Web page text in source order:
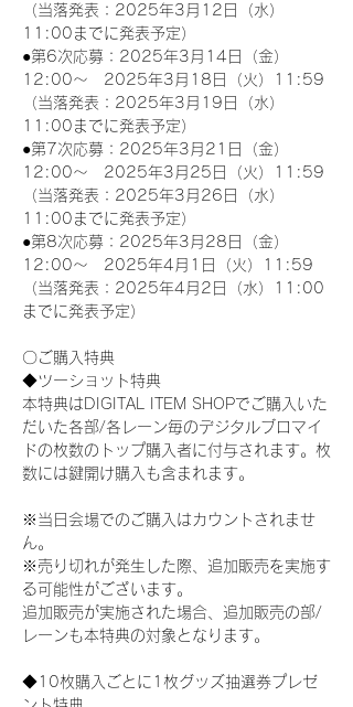
（当落発表：2025年3月12日（水）
11:00までに発表予定）
●第6次応募：2025年3月14日（金）
12:00～　2025年3月18日（火）11:59
（当落発表：2025年3月19日（水）
11:00までに発表予定）
●第7次応募：2025年3月21日（金）
12:00～　2025年3月25日（火）11:59
（当落発表：2025年3月26日（水）
11:00までに発表予定）
●第8次応募：2025年3月28日（金）
12:00～　2025年4月1日（火）11:59
（当落発表：2025年4月2日（水）11:00
までに発表予定）
〇ご購入特典
◆ツーショット特典
本特典はDIGITAL ITEM SHOPでご購入いた
だいた各部/各レーン毎のデジタルブロマイ
ドの枚数のトップ購入者に付与されます。枚
数には鍵開け購入も含まれます。
※当日会場でのご購入はカウントされませ
ん。
※売り切れが発生した際、追加販売を実施す
る可能性がございます。
追加販売が実施された場合、追加販売の部/
レーンも本特典の対象となります。
◆10枚購入ごとに1枚グッズ抽選券プレゼ